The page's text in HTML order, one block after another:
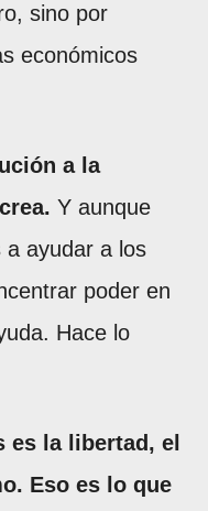
sino por
económicos
a la
Y aunque
a ayudar a los
poder en
Hace lo
es la libertad, el
Eso es lo que